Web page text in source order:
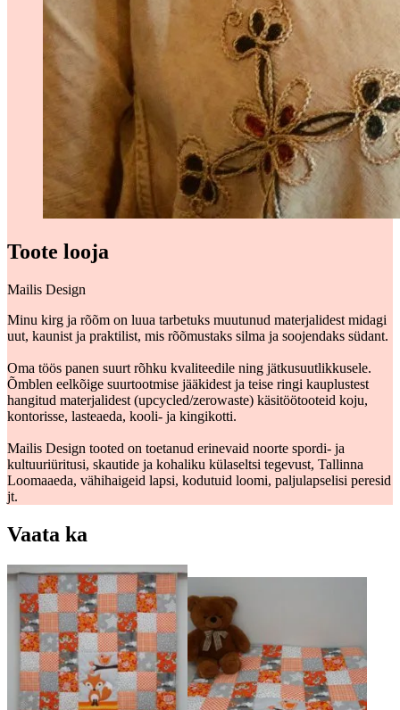
Toote looja
Mailis Design
Minu kirg ja rõõm on luua tarbetuks muutunud materjalidest midagi
uut, kaunist ja praktilist, mis rõõmustaks silma ja soojendaks südant.
Oma töös panen suurt rõhku kvaliteedile ning jätkusuutlikkusele.
Õmblen eelkõige suurtootmise jääkidest ja teise ringi kauplustest
hangitud materjalidest (upcycled/zerowaste) käsitöötooteid koju,
kontorisse, lasteaeda, kooli- ja kingikotti.
Mailis Design tooted on toetanud erinevaid noorte spordi- ja
kultuuriüritusi, skautide ja kohaliku külaseltsi tegevust, Tallinna
Loomaaeda, vähihaigeid lapsi, kodutuid loomi, paljulapselisi peresid
jt.
Vaata ka